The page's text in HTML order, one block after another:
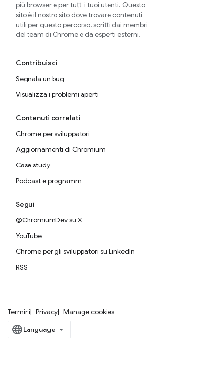
più browser e per tutti i tuoi utenti. Questo
sito è il nostro sito dove trovare contenuti
utili per questo percorso, scritti dai membri
del team di Chrome e da esperti esterni.
Contribuisci
Segnala un bug
Visualizza i problemi aperti
Contenuti correlati
Chrome per sviluppatori
Aggiornamenti di Chromium
Case study
Podcast e programmi
Segui
@ChromiumDev su X
YouTube
Chrome per gli sviluppatori su LinkedIn
RSS
Termini Privacy Manage cookies